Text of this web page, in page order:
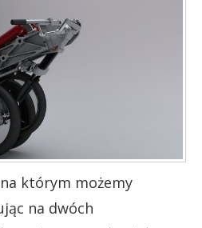
którym możemy
na dwóch